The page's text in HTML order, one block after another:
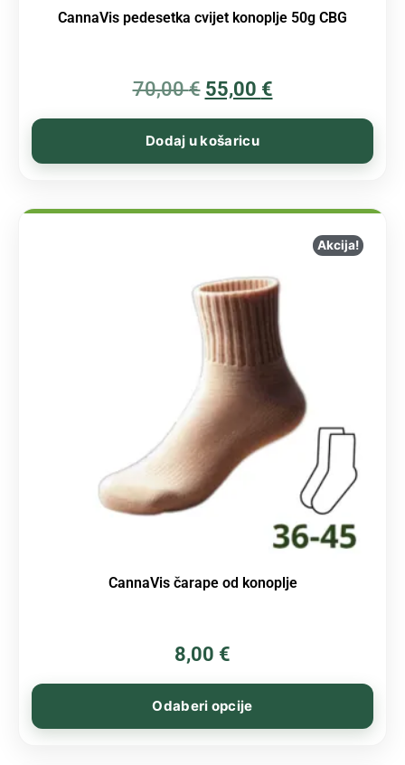
CannaVis pedesetka cvijet konoplje 50g CBG
70,00€ 55,00 €
Dodaj u košaricu
Akcija!
CannaVis čarape od konoplje
8,00 €
Odaberi opcije